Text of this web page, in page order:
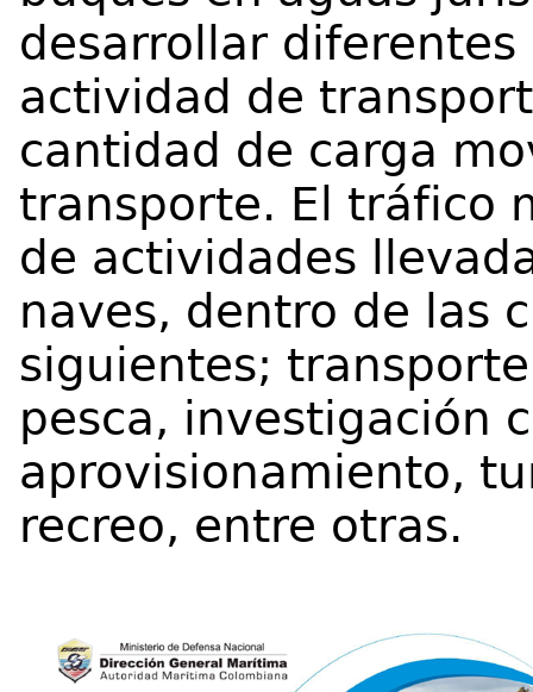
desarrollar
actividad de
cantidad de carga
transporte. El tráfico
de actividades
naves, dentro de las
siguientes;
pesca, investigación
aprovisionamiento,
recreo, entre otras.